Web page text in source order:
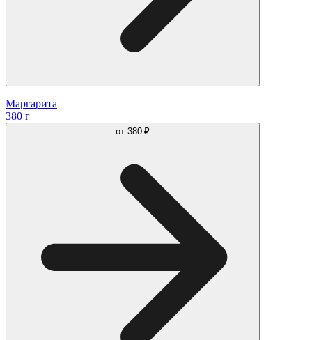
Маргарита
380 г
от 380 ₽